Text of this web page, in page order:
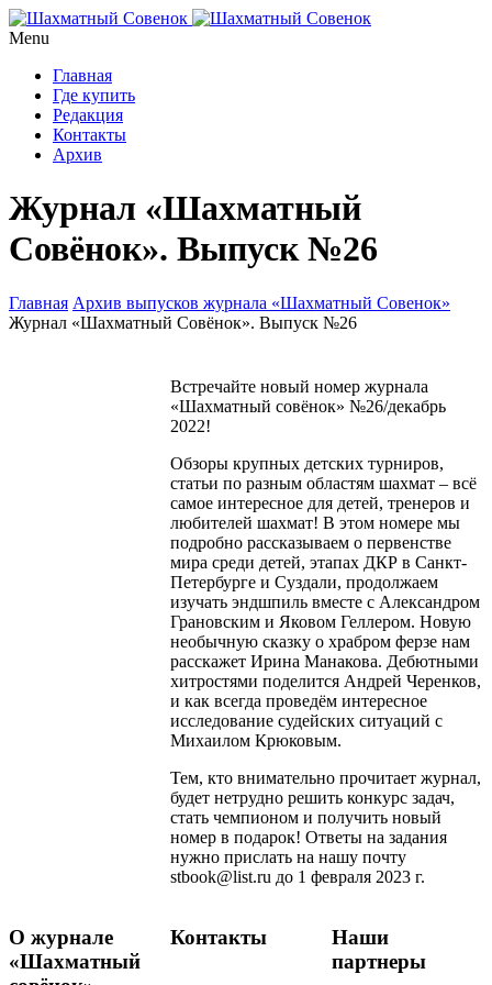
Menu
Главная
Где купить
Редакция
Контакты
Архив
Журнал «Шахматный
Совёнок». Выпуск №26
Главная Архив выпусков журнала «Шахматный Совенок»
Журнал «Шахматный Совёнок». Выпуск №26
Встречайте новый номер журнала
«Шахматный совёнок» №26/декабрь
2022!
Обзоры крупных детских турниров,
статьи по разным областям шахмат – всё
самое интересное для детей, тренеров и
любителей шахмат! В этом номере мы
подробно рассказываем о первенстве
мира среди детей, этапах ДКР в Санкт-
Петербурге и Суздали, продолжаем
изучать эндшпиль вместе с Александром
Грановским и Яковом Геллером. Новую
необычную сказку о храбром ферзе нам
расскажет Ирина Манакова. Дебютными
хитростями поделится Андрей Черенков,
и как всегда проведём интересное
исследование судейских ситуаций с
Михаилом Крюковым.
Тем, кто внимательно прочитает журнал,
будет нетрудно решить конкурс задач,
стать чемпионом и получить новый
номер в подарок! Ответы на задания
нужно прислать на нашу почту
stbook@list.ru до 1 февраля 2023 г.
О журнале
«Шахматный
Контакты
Наши
партнеры